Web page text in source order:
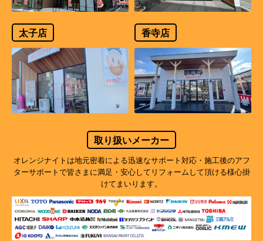
太子店 香寺店
取り扱いメーカー
オレンジナイトは地元密着による迅速なサポート対応・施工後のアフ
ターサポートで皆さまに満足・安心してリフォームして頂ける様心掛
けてまいります。